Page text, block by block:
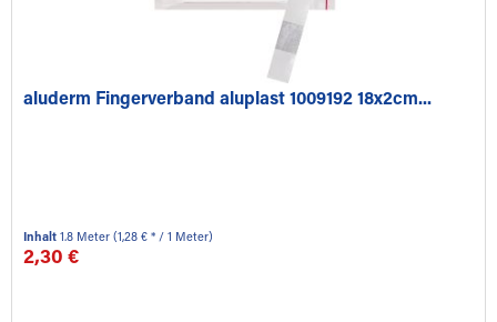
aluderm Fingerverband aluplast 1009192 18x2cm...
Inhalt1.8 Meter(1,28 € * / 1 Meter)
2,30 €